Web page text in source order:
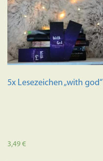
5x Lesezeichen „with god“
3,49€